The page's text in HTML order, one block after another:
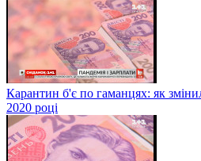
Карантин б'є по гаманцях: як
2020 році